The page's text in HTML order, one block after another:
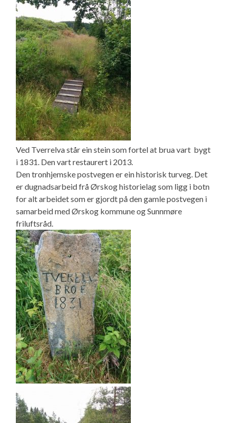
Ved Tverrelva står ein stein som fortel at brua vart bygt
i 1831. Den vart restaurert i 2013.
Den tronhjemske postvegen er ein historisk turveg. Det
er dugnadsarbeid frå Ørskog historielag som ligg i botn
for alt arbeidet som er gjordt på den gamle postvegen i
samarbeid med Ørskog kommune og Sunnmøre
friluftsråd.